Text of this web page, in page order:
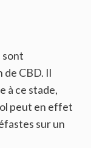
sont
de CBD. Il
à ce stade,
peut en effet
sur un